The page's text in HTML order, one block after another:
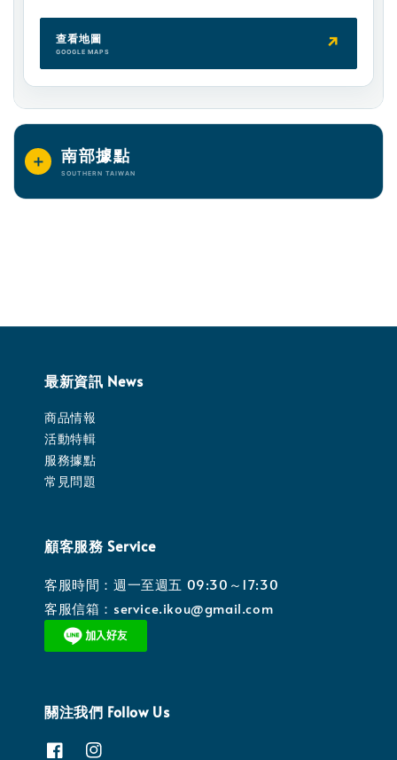
查看地圖
GOOGLE MAPS ↗
＋ 南部據點
SOUTHERN TAIWAN
最新資訊 News
商品情報
活動特輯
服務據點
常見問題
顧客服務 Service
客服時間：週一至週五 09:30～17:30
客服信箱：service.ikou@gmail.com
關注我們 Follow Us